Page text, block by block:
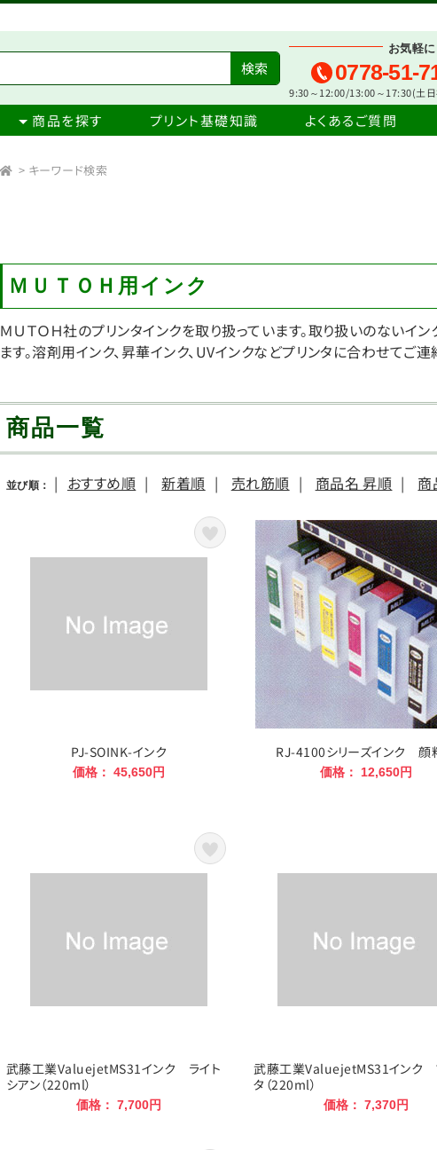
お気軽
0778-51-
9:30～12:00/13:00～17:30(土日
商品を探す プリント基礎知識 よくあるご質問
> キーワード検索
ＭＵＴＯＨ用インク
ＭＵＴＯＨ社のプリンタインクを取り扱っています。取り扱いのない
ます。溶剤用インク、昇華インク、UVインクなどプリンタに合わせてご連
商品一覧
並び順： | おすすめ順 | 新着順 | 売れ筋順 | 商品名 昇順 | 商
PJ-SOINK-インク
価格： 45,650円
RJ-4100シリーズインク 顔
価格： 12,650円
武藤工業ValuejetMS31インク ライト
シアン（220ml）
価格： 7,700円
武藤工業ValuejetMS31インク
タ（220ml）
価格： 7,370円